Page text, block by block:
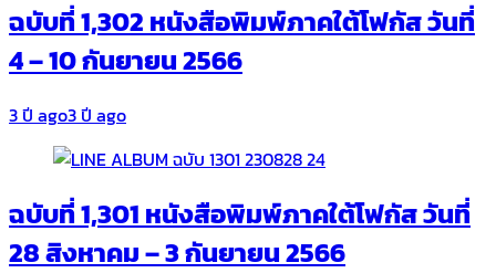
ฉบับที่ 1,302 หนังสือพิมพ์ภาคใต้โฟกัส วันที่
4 – 10 กันยายน 2566
3 ปี ago3 ปี ago
ฉบับที่ 1,301 หนังสือพิมพ์ภาคใต้โฟกัส วันที่
28 สิงหาคม – 3 กันยายน 2566